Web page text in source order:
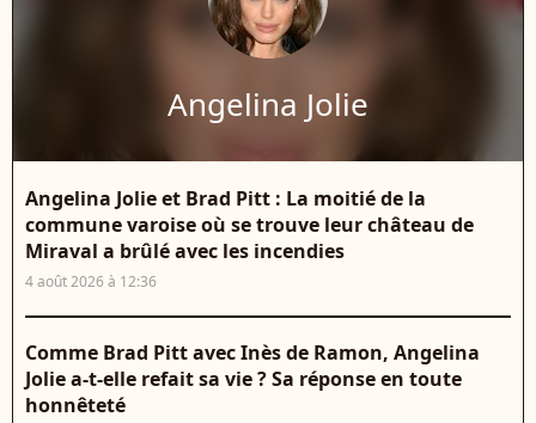
Angelina Jolie
Angelina Jolie et Brad Pitt : La moitié de la
commune varoise où se trouve leur château de
Miraval a brûlé avec les incendies
4 août 2026 à 12:36
Comme Brad Pitt avec Inès de Ramon, Angelina
Jolie a-t-elle refait sa vie ? Sa réponse en toute
honnêteté